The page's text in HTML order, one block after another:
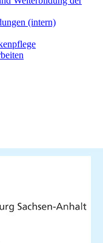
(intern)